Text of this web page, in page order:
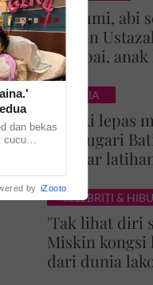
'Doa umi, abi
Impian
tercapai,
Universiti
DUNIA
Rezeki lepas
pramugari
ditawar
penerbangan
SELEBRITI &
'Tak lihat diri
Miskin kongsi
dari dunia
dan bekas
cucu
by iZooto